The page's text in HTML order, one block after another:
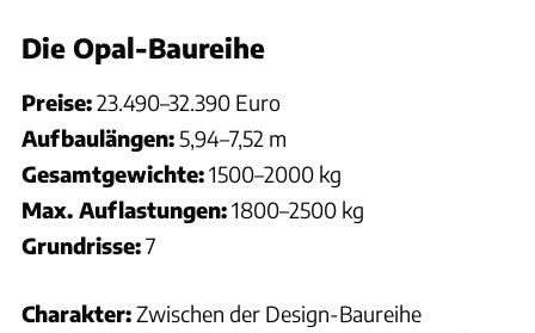
Die Opal-Baureihe
Preise:23.490–32.390 Euro
Aufbaulängen:5,94–7,52 m
Gesamtgewichte:1500–2000 kg
Max. Auflastungen:1800–2500 kg
Grundrisse:7
Charakter:Zwischen der Design-Baureihe